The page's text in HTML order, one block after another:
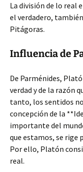
La división de lo real
el verdadero,
Pitágoras.
Influencia de
De Parménides,
verdad y de la razón
tanto, los sentidos
concepción de la
importante del
que estamos, se rige
Por ello, Platón
real.